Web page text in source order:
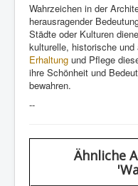
Wahrzeichen in der
herausragender
Städte oder Kulturen
kulturelle, historische
Erhaltung und Pflege
ihre Schönheit und
bewahren.
--
Ähnliche